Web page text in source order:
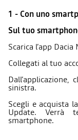
1 - Con uno
Sul tuo
Scarica l’app
Collegati al tuo
sinistra.
Scegli e acquista
Update. Verrà
smartphone.